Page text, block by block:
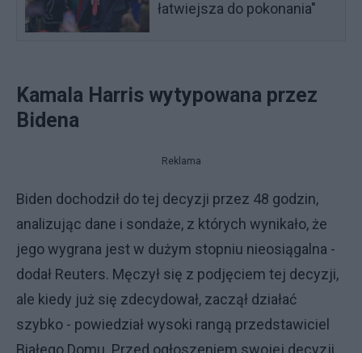
łatwiejsza do pokonania"
Kamala Harris wytypowana przez
Bidena
Reklama
Biden dochodził do tej decyzji przez 48 godzin,
analizując dane i sondaże, z których wynikało, że
jego wygrana jest w dużym stopniu nieosiągalna -
dodał Reuters. Męczył się z podjęciem tej decyzji,
ale kiedy już się zdecydował, zaczął działać
szybko - powiedział wysoki rangą przedstawiciel
Białego Domu. Przed ogłoszeniem swojej decyzji